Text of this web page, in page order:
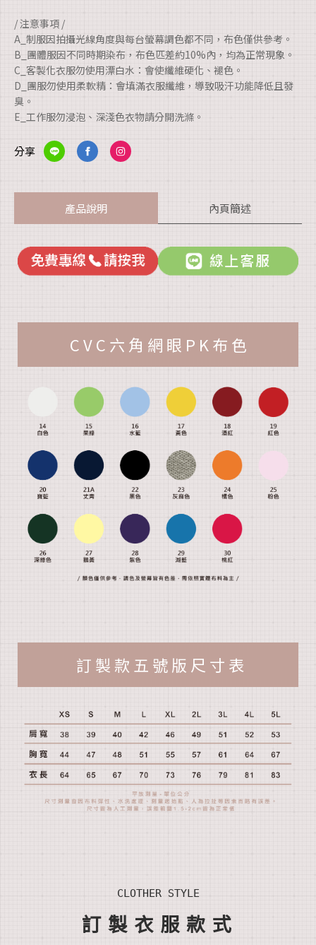
/ 注意事項 /
A_制服因拍攝光線角度與每台螢幕調色都不同，布色僅供參考。
B_團體服因不同時期染布，布色匹差約10%內，均為正常現象。
C_客製化衣服勿使用漂白水：會使纖維硬化、褪色。
D_團服勿使用柔軟精：會填滿衣服纖維，導致吸汗功能降低且發
臭。
E_工作服勿浸泡、深淺色衣物請分開洗滌。
分享
產品說明 內頁簡述
C V C 六 角 網 眼 P K 布 色
訂 製 款 五 號 版 尺 寸 表
CLOTHER STYLE
訂製衣服款式